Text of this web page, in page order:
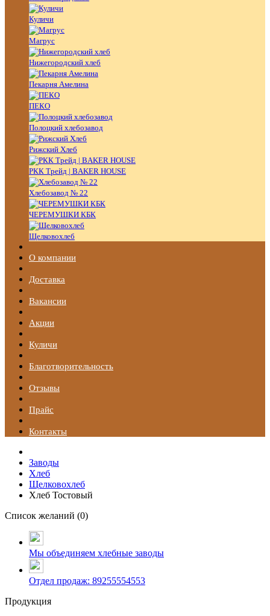
Куличи
Магрус
Нижегородский хлеб
Пекарня Амелина
ПЕКО
Полоцкий хлебозавод
Рижский Хлеб
РКК Трейд | BAKER HOUSE
Хлебозавод № 22
ЧЕРЕМУШКИ КБК
Щелковохлеб
О компании
Доставка
Вакансии
Акции
Куличи
Благотворительность
Отзывы
Прайс
Контакты
Заводы
Хлеб
Щелковохлеб
Хлеб Тостовый
Список желаний (0)
Мы объединяем хлебные заводы
Отдел продаж: 89255554553
Продукция